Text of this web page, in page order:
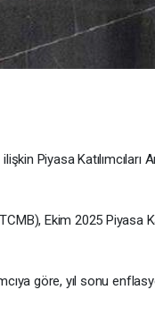
Piyasa Katılımcıları
Ekim 2025 Piyasa
göre, yıl sonu